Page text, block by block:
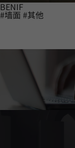
BENIF
#墙面 #其他